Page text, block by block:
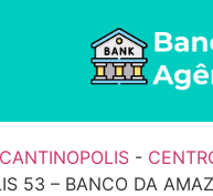
-
53 – BANCO DA